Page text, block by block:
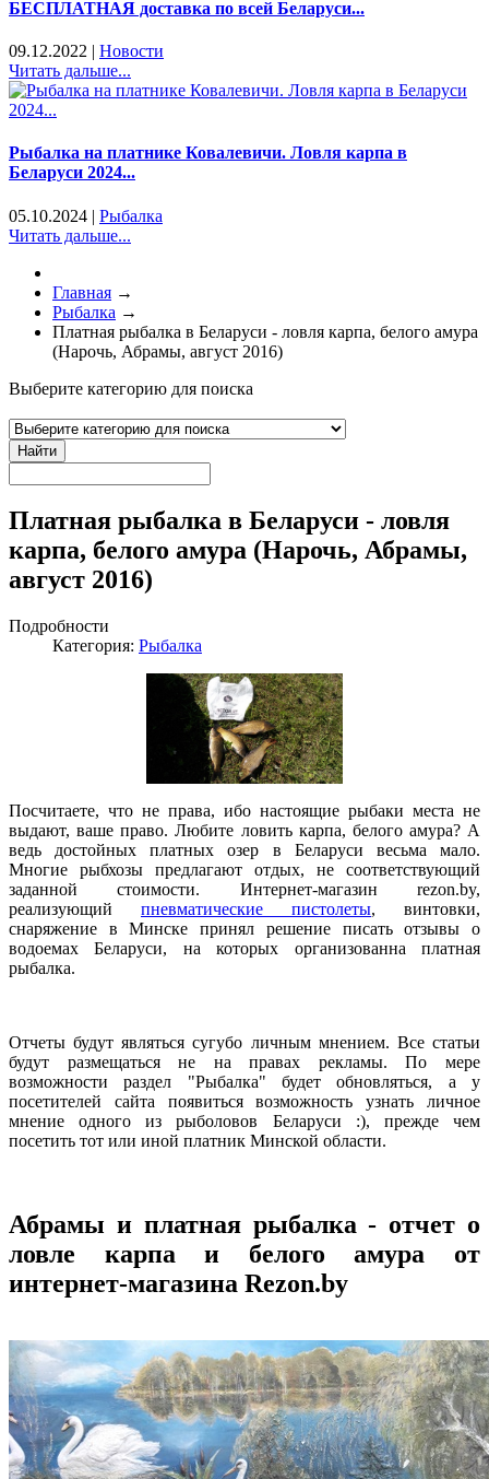
БЕСПЛАТНАЯ доставка по всей Беларуси...
09.12.2022 | Новости
Читать дальше...
Рыбалка на платнике Ковалевичи. Ловля карпа в
Беларуси 2024...
05.10.2024 | Рыбалка
Читать дальше...
Главная →
Рыбалка →
Платная рыбалка в Беларуси - ловля карпа, белого амура
(Нарочь, Абрамы, август 2016)
Выберите категорию для поиска
Найти
Платная рыбалка в Беларуси - ловля
карпа, белого амура (Нарочь, Абрамы,
август 2016)
Подробности
Категория: Рыбалка
Посчитаете, что не права, ибо настоящие рыбаки места не
выдают, ваше право. Любите ловить карпа, белого амура? А
ведь достойных платных озер в Беларуси весьма мало.
Многие рыбхозы предлагают отдых, не соответствующий
заданной стоимости. Интернет-магазин rezon.by,
реализующий пневматические пистолеты, винтовки,
снаряжение в Минске принял решение писать отзывы о
водоемах Беларуси, на которых организованна платная
рыбалка.
Отчеты будут являться сугубо личным мнением. Все статьи
будут размещаться не на правах рекламы. По мере
возможности раздел "Рыбалка" будет обновляться, а у
посетителей сайта появиться возможность узнать личное
мнение одного из рыболовов Беларуси :), прежде чем
посетить тот или иной платник Минской области.
Абрамы и платная рыбалка - отчет о
ловле карпа и белого амура от
интернет-магазина Rezon.by